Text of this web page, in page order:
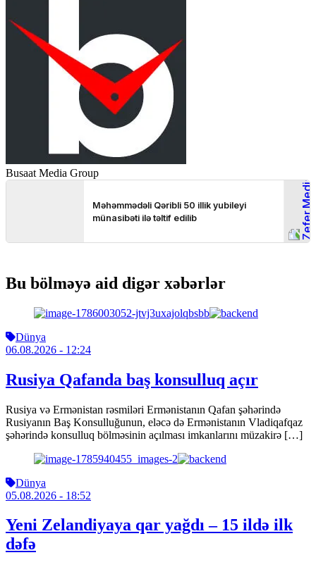
Busaat Media Group
Bu bölməyə aid digər xəbərlər
Dünya
06.08.2026 - 12:24
Rusiya Qafanda baş konsulluq açır
Rusiya və Ermənistan rəsmiləri Ermənistanın Qafan şəhərində
Rusiyanın Baş Konsulluğunun, eləcə də Ermənistanın Vladiqafqaz
şəhərində konsulluq bölməsinin açılması imkanlarını müzakirə […]
Dünya
05.08.2026 - 18:52
Yeni Zelandiyaya qar yağdı – 15 ildə ilk
dəfə